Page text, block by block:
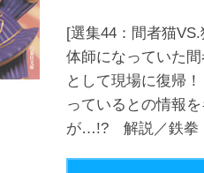
[選集44：間者猫
体師になっていた
として現場に復帰
っているとの情報
が…!? 解説／鉄拳